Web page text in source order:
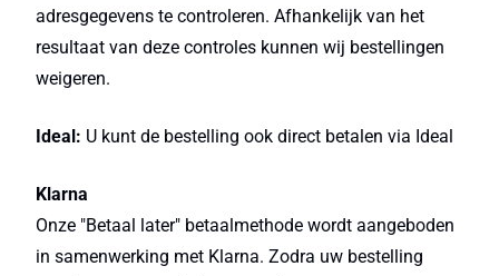
adresgegevens te controleren. Afhankelijk van het
resultaat van deze controles kunnen wij bestellingen
weigeren.
Ideal: U kunt de bestelling ook direct betalen via Ideal
Klarna
Onze "Betaal later" betaalmethode wordt aangeboden
in samenwerking met Klarna. Zodra uw bestelling